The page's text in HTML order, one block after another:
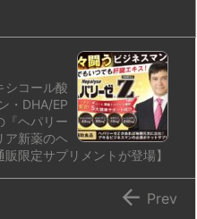
シコール酸
・DHA/EP
『ヘパリー
ア新薬のヘ
限定サプリメントが登場】
 Prev